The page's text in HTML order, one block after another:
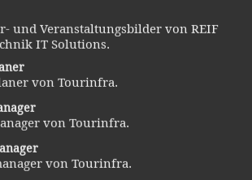
Anregungen im Bereich Schmücken,
und Mode und wird so einem
Erleben" mehr als gerecht.
In den
und Veranstaltungsbilder von REIF
IT Solutions.
von Tourinfra.
von Tourinfra.
von Tourinfra.